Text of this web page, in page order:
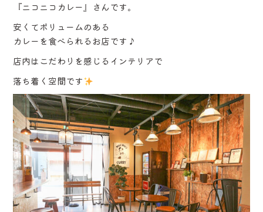
『ニコニコカレー』さんです。
安くてボリュームのある
カレーを食べられるお店です♪
店内はこだわりを感じるインテリアで
落ち着く空間です